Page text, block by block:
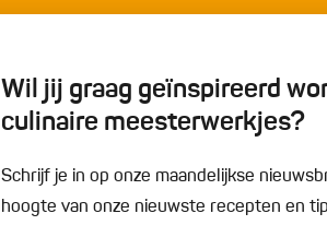
Wil jij graag geïnspireerd
culinaire meesterwerkjes?
Schrijf je in op onze maandelijkse
hoogte van onze nieuwste recepten en